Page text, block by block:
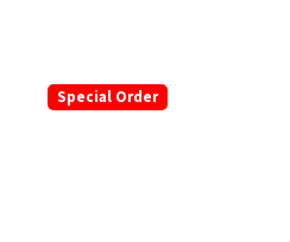
Special Order